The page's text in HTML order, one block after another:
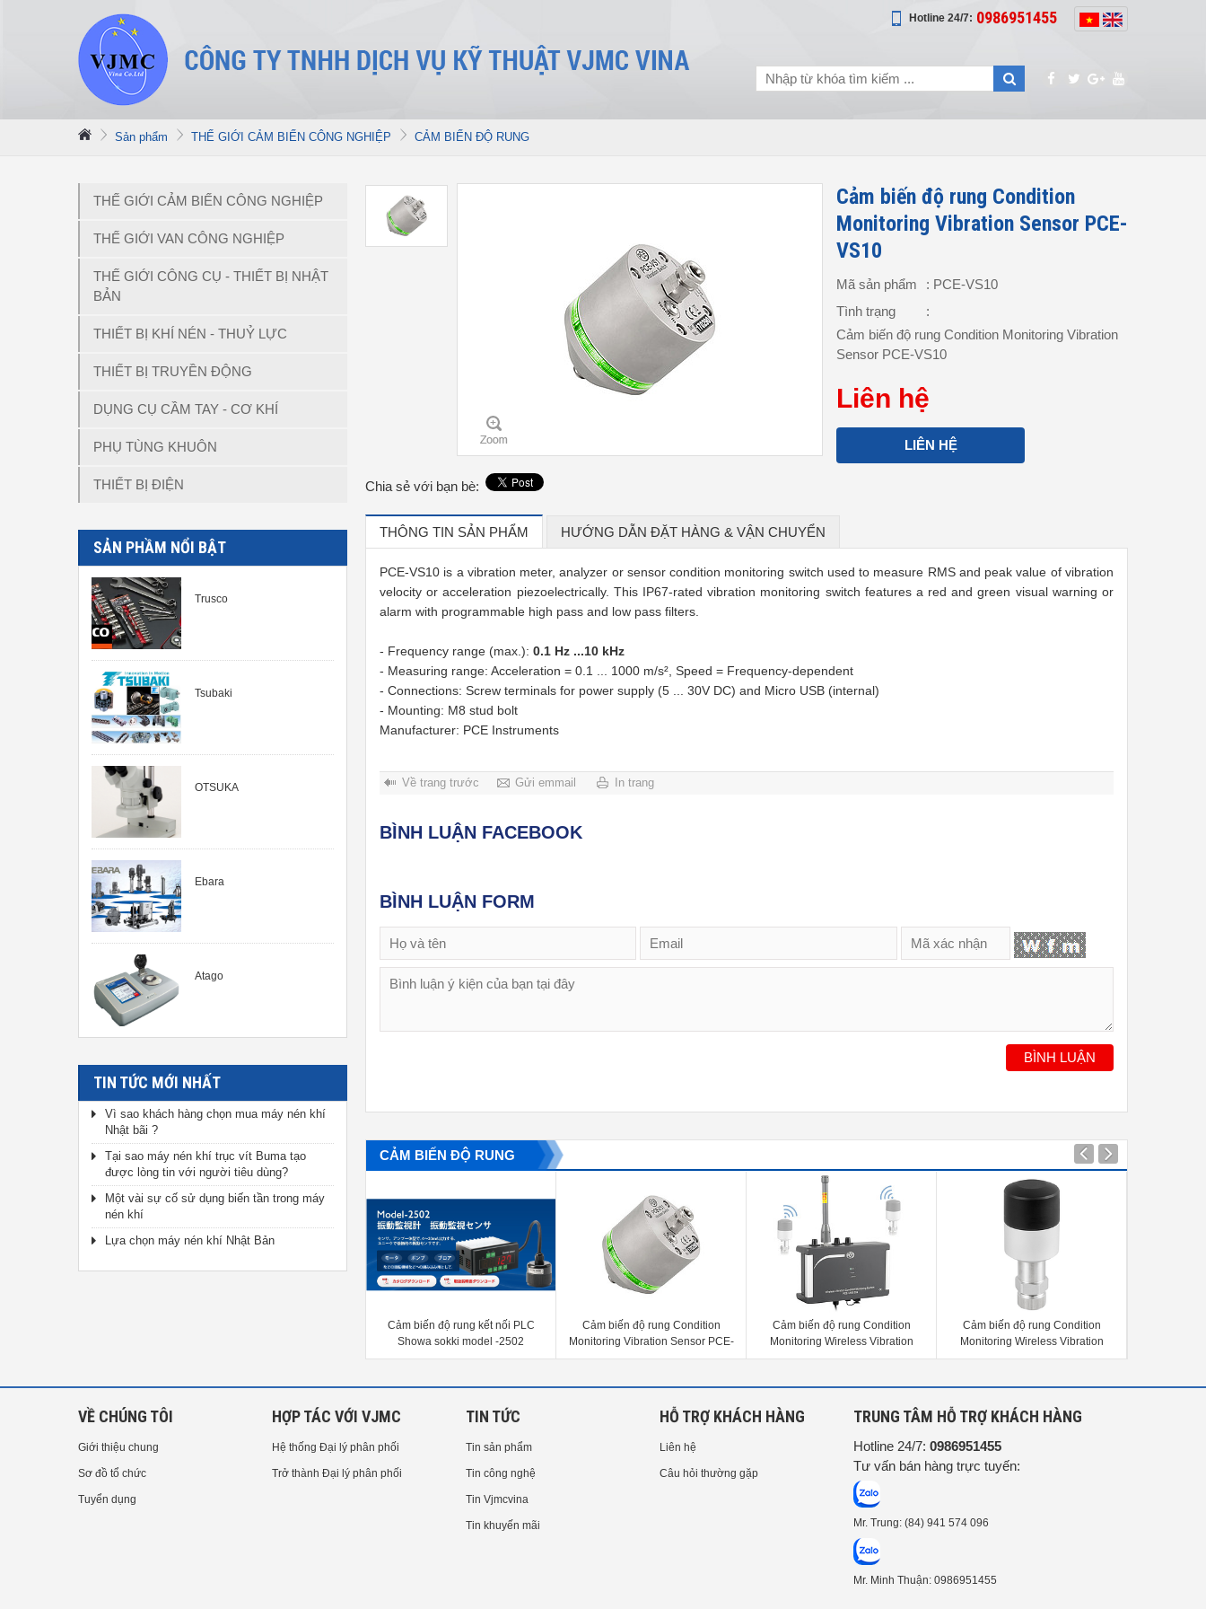
Hotline 24/7: 0986951455
Sản phẩm THẾ GIỚI CẢM BIẾN CÔNG NGHIỆP CẢM BIẾN ĐỘ RUNG
THẾ GIỚI CẢM BIẾN CÔNG NGHIỆP
THẾ GIỚI VAN CÔNG NGHIỆP
THẾ GIỚI CÔNG CỤ - THIẾT BỊ NHẬT
BẢN
THIẾT BỊ KHÍ NÉN - THUỶ LỰC
THIẾT BỊ TRUYỀN ĐỘNG
DỤNG CỤ CẦM TAY - CƠ KHÍ
PHỤ TÙNG KHUÔN
THIẾT BỊ ĐIỆN
SẢN PHẦM NỔI BẬT
Trusco
Tsubaki
OTSUKA
Ebara
Atago
TIN TỨC MỚI NHẤT
Vì sao khách hàng chọn mua máy nén khí
Nhật bãi ?
Tại sao máy nén khí trục vít Buma tạo
được lòng tin với người tiêu dùng?
Một vài sự cố sử dụng biến tần trong máy
nén khí
Lựa chọn máy nén khí Nhật Bản
Cảm biến độ rung Condition
Monitoring Vibration Sensor PCE-
VS10
Mã sản phẩm
: PCE-VS10
Tình trạng
:
Cảm biến độ rung Condition Monitoring Vibration
Sensor PCE-VS10
Liên hệ
LIÊN HỆ
Chia sẻ với bạn bè:
THÔNG TIN SẢN PHẨM HƯỚNG DẪN ĐẶT HÀNG & VẬN CHUYỂN
PCE-VS10 is a vibration meter, analyzer or sensor condition monitoring switch used to measure RMS and peak value of vibration
velocity or acceleration piezoelectrically. This IP67-rated vibration monitoring switch features a red and green visual warning or
alarm with programmable high pass and low pass filters.
- Frequency range (max.): 0.1 Hz ...10 kHz
- Measuring range: Acceleration = 0.1 ... 1000 m/s², Speed = Frequency-dependent
- Connections: Screw terminals for power supply (5 ... 30V DC) and Micro USB (internal)
- Mounting: M8 stud bolt
Manufacturer: PCE Instruments
Về trang trước Gửi emmail In trang
BÌNH LUẬN FACEBOOK
BÌNH LUẬN FORM
BÌNH LUẬN
CẢM BIẾN ĐỘ RUNG
Cảm biến độ rung kết nối PLC
Showa sokki model -2502
Cảm biến độ rung Condition
Monitoring Vibration Sensor PCE-
VS11
Cảm biến độ rung Condition
Monitoring Wireless Vibration
Sensor PCE-VMS 504
Cảm biến độ rung Condition
Monitoring Wireless Vibration
Sensor PCE-VMS 501
VỀ CHÚNG TÔI
Giới thiệu chung
Sơ đồ tổ chức
Tuyển dụng
HỢP TÁC VỚI VJMC
Hệ thống Đại lý phân phối
Trở thành Đại lý phân phối
TIN TỨC
Tin sản phẩm
Tin công nghệ
Tin Vjmcvina
Tin khuyến mãi
HỖ TRỢ KHÁCH HÀNG
Liên hệ
Câu hỏi thường gặp
TRUNG TÂM HỖ TRỢ KHÁCH HÀNG
Hotline 24/7: 0986951455
Tư vấn bán hàng trực tuyến:
Mr. Trung: (84) 941 574 096
Mr. Minh Thuận: 0986951455